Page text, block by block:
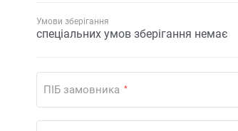
Умови зберігання
спеціальних умов зберігання немає
ПІБ замовника *